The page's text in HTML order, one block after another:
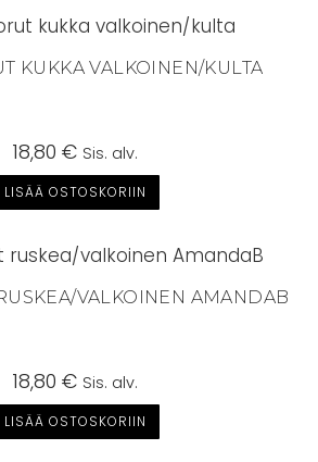
KUKKA VALKOINEN/KULTA
18,80 € Sis. alv.
LISÄÄ OSTOSKORIIN
VALKOINEN AMANDAB
18,80 € Sis. alv.
LISÄÄ OSTOSKORIIN